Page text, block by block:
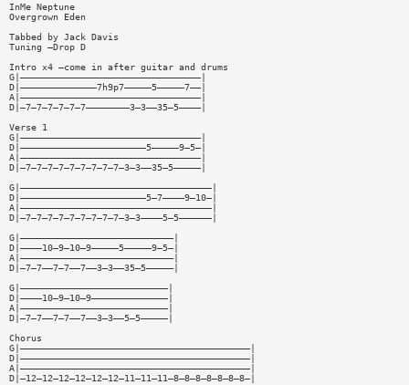
InMe Neptune
Overgrown Eden
Tabbed by Jack Davis
Tuning —Drop D
Intro x4 —come in after guitar and drums
G|—————————————————————————————————|
D|——————————————7h9p7—————5—————7——|
A|—————————————————————————————————|
D|—7—7—7—7—7—7————————3—3——35—5————|
Verse 1
G|—————————————————————————————————|
D|———————————————————————5—————9—5—|
A|—————————————————————————————————|
D|—7—7—7—7—7—7—7—7—7—3—3——35—5—————|
G|———————————————————————————————————|
D|———————————————————————5—7————9—10—|
A|———————————————————————————————————|
D|—7—7—7—7—7—7—7—7—7—3—3————5—5——————|
G|————————————————————————————|
D|————10—9—10—9—————5—————9—5—|
A|————————————————————————————|
D|—7—7——7—7——7——3—3——35—5—————|
G|———————————————————————————|
D|————10—9—10—9——————————————|
A|———————————————————————————|
D|—7—7——7—7——7——3—3——5—5—————|
Chorus
G|——————————————————————————————————————————|
D|——————————————————————————————————————————|
A|——————————————————————————————————————————|
D|—12—12—12—12—12—12—11—11—11—8—8—8—8—8—8—8—|